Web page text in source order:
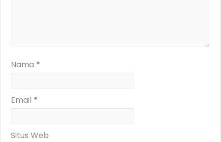
Nama *
Email *
Situs Web